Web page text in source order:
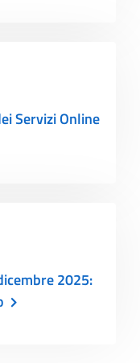
Servizi Online
2025: